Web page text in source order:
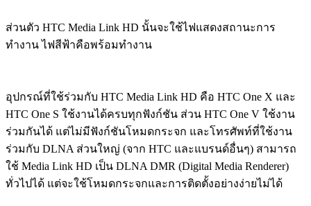
ส่วนตัว HTC Media Link HD นั้นจะใช้ไฟแสดงสถานะการ
ทำงาน ไฟสีฟ้าคือพร้อมทำงาน
อุปกรณ์ที่ใช้ร่วมกับ HTC Media Link HD คือ HTC One X และ
HTC One S ใช้งานได้ครบทุกฟังก์ชัน ส่วน HTC One V ใช้งาน
ร่วมกันได้ แต่ไม่มีฟังก์ชันโหมดกระจก และโทรศัพท์ที่ใช้งาน
ร่วมกับ DLNA ส่วนใหญ่ (จาก HTC และแบรนด์อื่นๆ) สามารถ
ใช้ Media Link HD เป็น DLNA DMR (Digital Media Renderer)
ทั่วไปได้ แต่จะใช้โหมดกระจกและการติดตั้งอย่างง่ายไม่ได้